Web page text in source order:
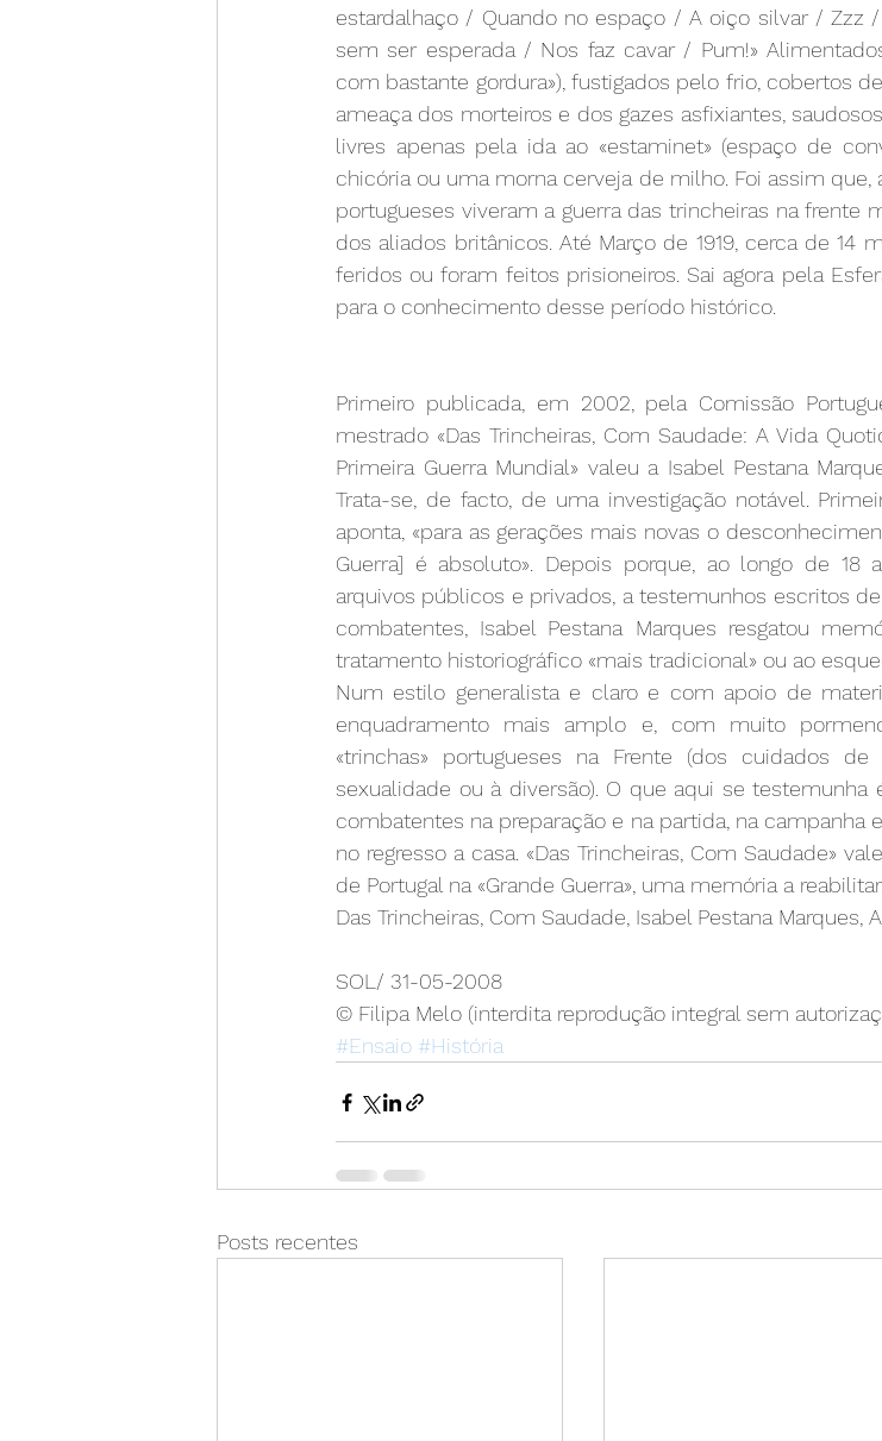
estardalhaço / Quando no espaço / A oiço silvar / Zzz
sem ser esperada / Nos faz cavar / Pum!»
com bastante gordura»), fustigados pelo frio, cobertos
ameaça dos morteiros e dos gazes asfixiantes,
livres apenas pela ida ao «estaminet» (espaço de
chicória ou uma morna cerveja de milho. Foi assim que,
portugueses viveram a guerra das trincheiras na frente
dos aliados britânicos. Até Março de 1919, cerca de 14
feridos ou foram feitos prisioneiros. Sai agora pela
para o conhecimento desse período histórico.
Primeiro publicada, em 2002, pela Comissão
mestrado «Das Trincheiras, Com Saudade: A Vida
Primeira Guerra Mundial» valeu a Isabel Pestana
Trata-se, de facto, de uma investigação notável.
aponta, «para as gerações mais novas o
Guerra] é absoluto». Depois porque, ao longo de
arquivos públicos e privados, a testemunhos escritos
combatentes, Isabel Pestana Marques resgatou
tratamento historiográfico «mais tradicional» ou ao
Num estilo generalista e claro e com apoio de
enquadramento mais amplo e, com muito
«trinchas» portugueses na Frente (dos cuidados
sexualidade ou à diversão). O que aqui se testemunha
combatentes na preparação e na partida, na campanha
no regresso a casa. «Das Trincheiras, Com Saudade»
de Portugal na «Grande Guerra», uma memória a
Das Trincheiras, Com Saudade, Isabel Pestana Marques,
SOL/ 31-05-2008
© Filipa Melo (interdita reprodução integral sem
#Ensaio #História
Posts recentes